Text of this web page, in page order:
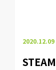
2020.12.09